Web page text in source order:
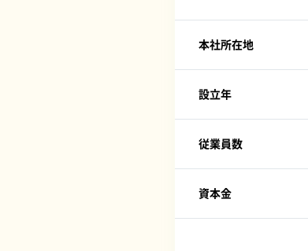
本社所在地
設立年
従業員数
資本金